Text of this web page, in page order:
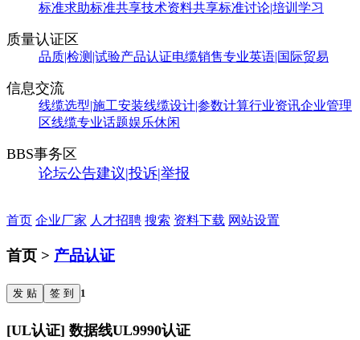
标准求助标准共享技术资料共享标准讨论|培训学习
质量认证区
品质|检测|试验产品认证电缆销售专业英语|国际贸易
信息交流
线缆选型|施工安装线缆设计|参数计算行业资讯企业管理
区线缆专业话题娱乐休闲
BBS事务区
论坛公告建议|投诉|举报
首页 企业厂家 人才招聘 搜索 资料下载 网站设置
首页 > 产品认证
发 贴 签 到 1
[UL认证] 数据线UL9990认证